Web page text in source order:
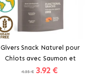
Givers Snack Naturel pour
Chiots avec Saumon et
Lentille Rouge
4.35 € 3.92 €